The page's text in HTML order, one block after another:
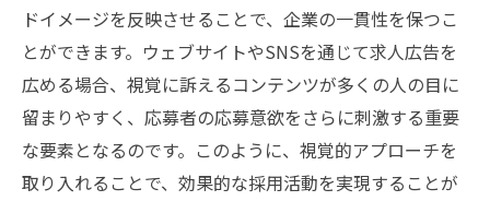
ドイメージを反映させることで、企業の一貫性を保つこ
とができます。ウェブサイトやSNSを通じて求人広告を
広める場合、視覚に訴えるコンテンツが多くの人の目に
留まりやすく、応募者の応募意欲をさらに刺激する重要
な要素となるのです。このように、視覚的アプローチを
取り入れることで、効果的な採用活動を実現することが